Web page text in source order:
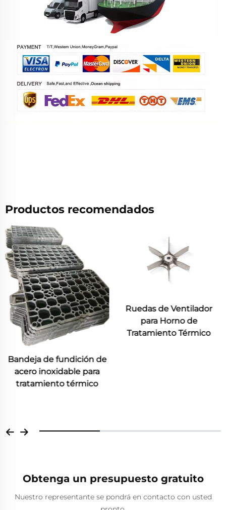
Productos recomendados
Ruedas de Ventilador
para Horno de
Tratamiento Térmico
Obtenga un presupuesto gratuito
Nuestro representante se pondrá en contacto con usted